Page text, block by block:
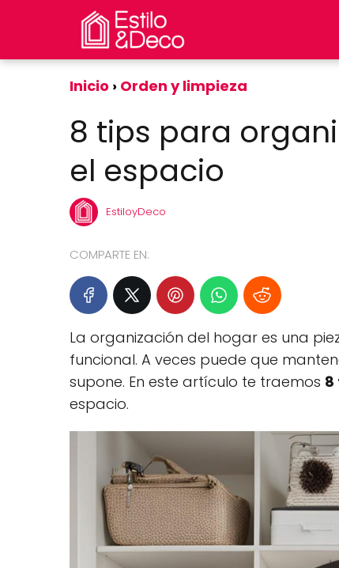
Inicio Orden y limpieza
8 tips para
el espacio
EstiloyDeco
COMPARTE EN:
La organización del hogar es una
funcional. A veces puede que
supone. En este artículo te traemos 8
espacio.